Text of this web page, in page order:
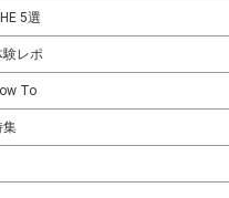
5選
験レポ
To
集